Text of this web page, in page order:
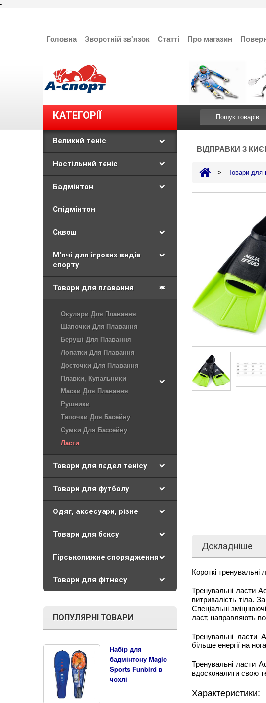
-
Головна Зворотній зв'язок Статті Про магазин
КАТЕГОРІЇ
Великий теніс
Настільний теніс
Бадмінтон
Спідмінтон
Сквош
М'ячі для ігрових видів
спорту
Товари для плавання
Окуляри Для Плавання
Шапочки Для Плавання
Беруші Для Плавання
Лопатки Для Плавання
Досточки Для Плавання
Плавки, Купальники
Маски Для Плавання
Рушники
Тапочки Для Басейну
Сумки Для Бассейну
Ласти
Товари для падел тенісу
Товари для футболу
Одяг, аксесуари, різне
Товари для боксу
Гірськолижне спорядження
Товари для фітнесу
ПОПУЛЯРНІ ТОВАРИ
Набір для
бадмінтону Magic
Sports Funbird в
чохлі
ВІДПРАВКИ З
> Товари для
Докладніше
Короткі тренувальні
Тренувальні ласти
витривалість тіла.
Спеціальні
ласт, направляють
Тренувальні ласти
більше енергії на
Тренувальні ласти
вдосконалити свою
Характеристики: